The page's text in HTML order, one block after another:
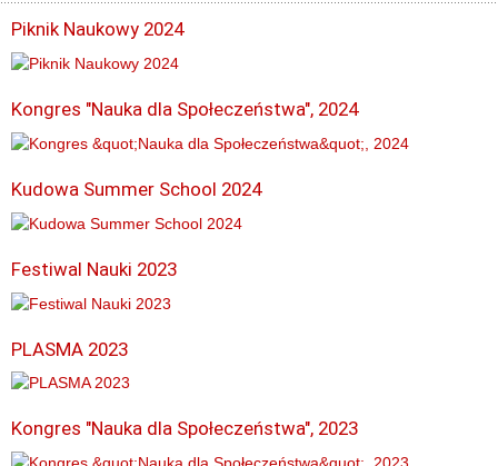
Piknik Naukowy 2024
Kongres "Nauka dla Społeczeństwa", 2024
Kudowa Summer School 2024
Festiwal Nauki 2023
PLASMA 2023
Kongres "Nauka dla Społeczeństwa", 2023